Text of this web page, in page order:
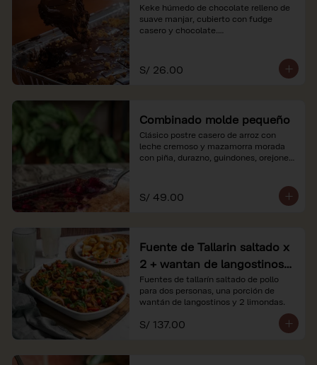
Keke húmedo de chocolate relleno de
suave manjar, cubierto con fudge
casero y chocolate.
soles e incluyen impuestos de ley y
recargo al consumo. Imagenes
S/ 26.00
Combinado molde pequeño
Clásico postre casero de arroz con
leche cremoso y mazamorra morada
con piña, durazno, guindones, orejones
*Nuestros precios están expresados en
soles e incluyen impuestos de ley y
S/ 49.00
Fuente de Tallarin saltado x
2 + wantan de langostinos +
2 limonadas
Fuentes de tallarín saltado de pollo
para dos personas, una porción de
wantán de langostinos y 2 limondas.
S/ 137.00